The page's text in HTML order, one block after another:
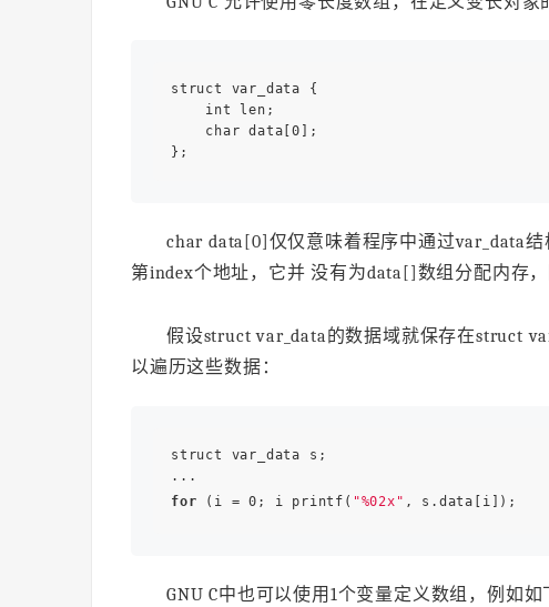
struct var_data {
int len;
char data[0];
char data[0]仅仅意味着程序中通过var_data
第index个地址，它并 没有为data[]数组分配内存
假设struct var_data的数据域就保存在struct
以遍历这些数据：
struct var_data s;
for (i = 0; i printf( "%02x"
GNU C中也可以使用1个变量定义数组，例如